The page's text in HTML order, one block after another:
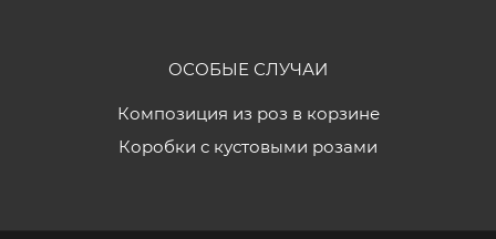
ОСОБЫЕ СЛУЧАИ
Композиция из роз в корзине
Коробки с кустовыми розами